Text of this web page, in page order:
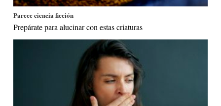
Parece ciencia ficción
Prepárate para alucinar con estas criaturas